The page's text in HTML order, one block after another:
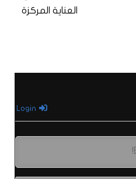
العناية المركزة